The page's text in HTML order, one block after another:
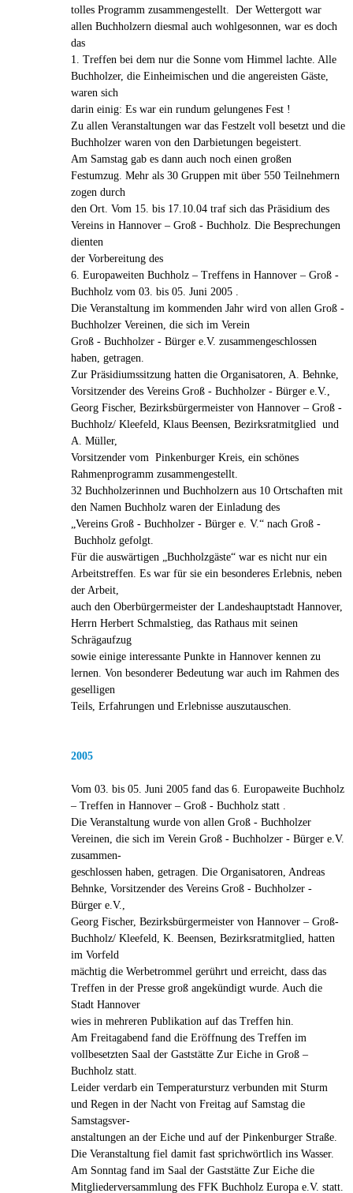
tolles Programm zusammengestellt. Der Wettergott war
allen Buchholzern diesmal auch wohlgesonnen, war es doch
das
1. Treffen bei dem nur die Sonne vom Himmel lachte. Alle
Buchholzer, die Einheimischen und die angereisten Gäste,
waren sich
darin einig: Es war ein rundum gelungenes Fest !
Zu allen Veranstaltungen war das Festzelt voll besetzt und die
Buchholzer waren von den Darbietungen begeistert.
Am Samstag gab es dann auch noch einen großen
Festumzug. Mehr als 30 Gruppen mit über 550 Teilnehmern
zogen durch
den Ort. Vom 15. bis 17.10.04 traf sich das Präsidium des
Vereins in Hannover – Groß - Buchholz. Die Besprechungen
dienten
der Vorbereitung des
6. Europaweiten Buchholz – Treffens in Hannover – Groß -
Buchholz vom 03. bis 05. Juni 2005 .
Die Veranstaltung im kommenden Jahr wird von allen Groß -
Buchholzer Vereinen, die sich im Verein
Groß - Buchholzer - Bürger e.V. zusammengeschlossen
haben, getragen.
Zur Präsidiumssitzung hatten die Organisatoren, A. Behnke,
Vorsitzender des Vereins Groß - Buchholzer - Bürger e.V.,
Georg Fischer, Bezirksbürgermeister von Hannover – Groß -
Buchholz/ Kleefeld, Klaus Beensen, Bezirksratmitglied und
A. Müller,
Vorsitzender vom Pinkenburger Kreis, ein schönes
Rahmenprogramm zusammengestellt.
32 Buchholzerinnen und Buchholzern aus 10 Ortschaften mit
den Namen Buchholz waren der Einladung des
„Vereins Groß - Buchholzer - Bürger e. V.“ nach Groß -
Buchholz gefolgt.
Für die auswärtigen „Buchholzgäste“ war es nicht nur ein
Arbeitstreffen. Es war für sie ein besonderes Erlebnis, neben
der Arbeit,
auch den Oberbürgermeister der Landeshauptstadt Hannover,
Herrn Herbert Schmalstieg, das Rathaus mit seinen
Schrägaufzug
sowie einige interessante Punkte in Hannover kennen zu
lernen. Von besonderer Bedeutung war auch im Rahmen des
geselligen
Teils, Erfahrungen und Erlebnisse auszutauschen.
2005
Vom 03. bis 05. Juni 2005 fand das 6. Europaweite Buchholz
– Treffen in Hannover – Groß - Buchholz statt .
Die Veranstaltung wurde von allen Groß - Buchholzer
Vereinen, die sich im Verein Groß - Buchholzer - Bürger e.V.
zusammen-
geschlossen haben, getragen. Die Organisatoren, Andreas
Behnke, Vorsitzender des Vereins Groß - Buchholzer -
Bürger e.V.,
Georg Fischer, Bezirksbürgermeister von Hannover – Groß-
Buchholz/ Kleefeld, K. Beensen, Bezirksratmitglied, hatten
im Vorfeld
mächtig die Werbetrommel gerührt und erreicht, dass das
Treffen in der Presse groß angekündigt wurde. Auch die
Stadt Hannover
wies in mehreren Publikation auf das Treffen hin.
Am Freitagabend fand die Eröffnung des Treffen im
vollbesetzten Saal der Gaststätte Zur Eiche in Groß –
Buchholz statt.
Leider verdarb ein Temperatursturz verbunden mit Sturm
und Regen in der Nacht von Freitag auf Samstag die
Samstagsver-
anstaltungen an der Eiche und auf der Pinkenburger Straße.
Die Veranstaltung fiel damit fast sprichwörtlich ins Wasser.
Am Sonntag fand im Saal der Gaststätte Zur Eiche die
Mitgliederversammlung des FFK Buchholz Europa e.V. statt.